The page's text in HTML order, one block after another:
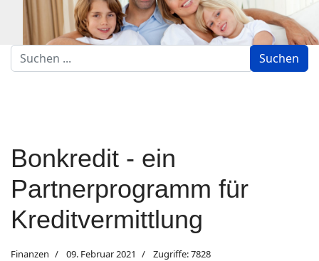
Suchen
...
Suchen
Bonkredit - ein
Partnerprogramm für
Kreditvermittlung
Finanzen 09. Februar 2021 Zugriffe: 7828